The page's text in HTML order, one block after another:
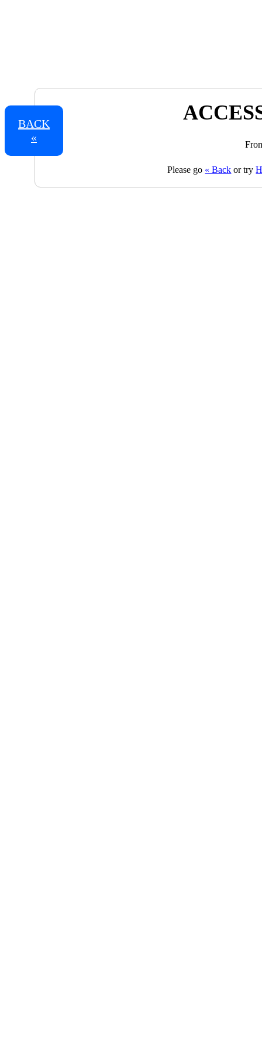
BACK
«
Please go « Back or try